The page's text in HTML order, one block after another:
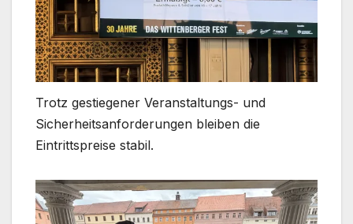
Trotz gestiegener Veranstaltungs- und
Sicherheitsanforderungen bleiben die
Eintrittspreise stabil.